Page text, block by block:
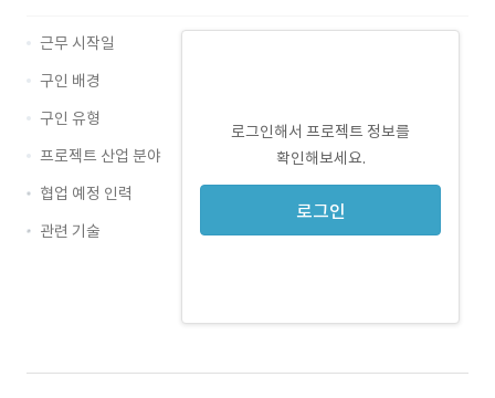
로그인해서 프로젝트 정보를
확인해보세요.
로그인
근무 시작일
구인 배경
구인 유형
프로젝트 산업 분야
협업 예정 인력
관련 기술
Java · 경력 무관